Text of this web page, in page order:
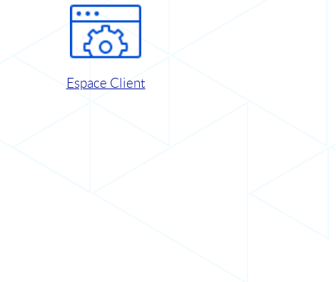
Espace Client